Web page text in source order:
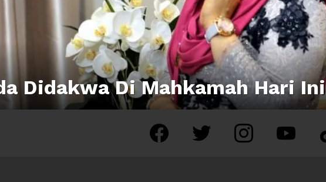
Didakwa Di Mahkamah Hari Ini
facebook twitter instagram youtube